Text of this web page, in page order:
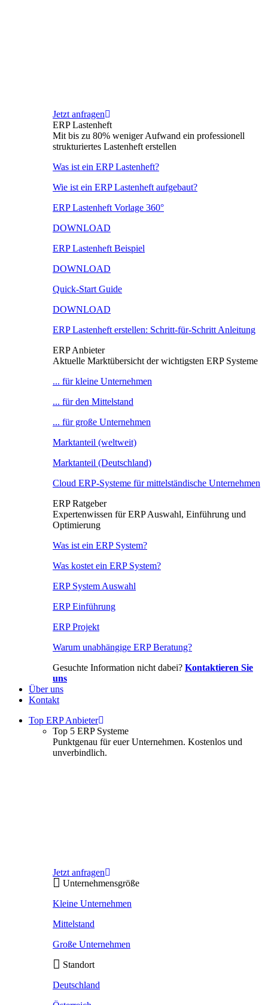
Jetzt anfragen
ERP Lastenheft
Mit bis zu 80% weniger Aufwand ein professionell
strukturiertes Lastenheft erstellen
Was ist ein ERP Lastenheft?
Wie ist ein ERP Lastenheft aufgebaut?
ERP Lastenheft Vorlage 360°
DOWNLOAD
ERP Lastenheft Beispiel
DOWNLOAD
Quick-Start Guide
DOWNLOAD
ERP Lastenheft erstellen: Schritt-für-Schritt Anleitung
ERP Anbieter
Aktuelle Marktübersicht der wichtigsten ERP Systeme
... für kleine Unternehmen
... für den Mittelstand
... für große Unternehmen
Marktanteil (weltweit)
Marktanteil (Deutschland)
Cloud ERP-Systeme für mittelständische Unternehmen
ERP Ratgeber
Expertenwissen für ERP Auswahl, Einführung und
Optimierung
Was ist ein ERP System?
Was kostet ein ERP System?
ERP System Auswahl
ERP Einführung
ERP Projekt
Warum unabhängige ERP Beratung?
Gesuchte Information nicht dabei? Kontaktieren Sie
uns
Über uns
Kontakt
Top ERP Anbieter
Top 5 ERP Systeme
Punktgenau für euer Unternehmen. Kostenlos und
unverbindlich.
Jetzt anfragen
Unternehmensgröße
Kleine Unternehmen
Mittelstand
Große Unternehmen
Standort
Deutschland